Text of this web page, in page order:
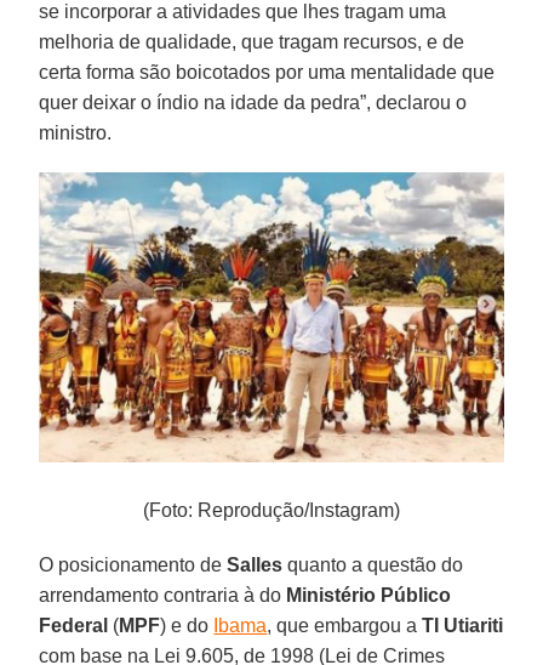
se incorporar a atividades que lhes tragam uma
melhoria de qualidade, que tragam recursos, e de
certa forma são boicotados por uma mentalidade que
quer deixar o índio na idade da pedra”, declarou o
ministro.
(Foto: Reprodução/Instagram)
O posicionamento deSalles quanto a questão do
arrendamento contraria à do Ministério Público
Federal (MPF) e do Ibama, que embargou aTI Utiariti
com base na Lei 9.605, de 1998 (Lei de Crimes